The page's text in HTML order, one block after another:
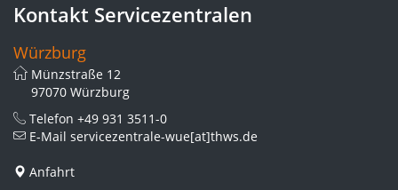
Kontakt Servicezentralen
Würzburg
Münzstraße 12
97070 Würzburg
Telefon +49 931 3511-0
E-Mail servicezentrale-wue[at]thws.de
Anfahrt